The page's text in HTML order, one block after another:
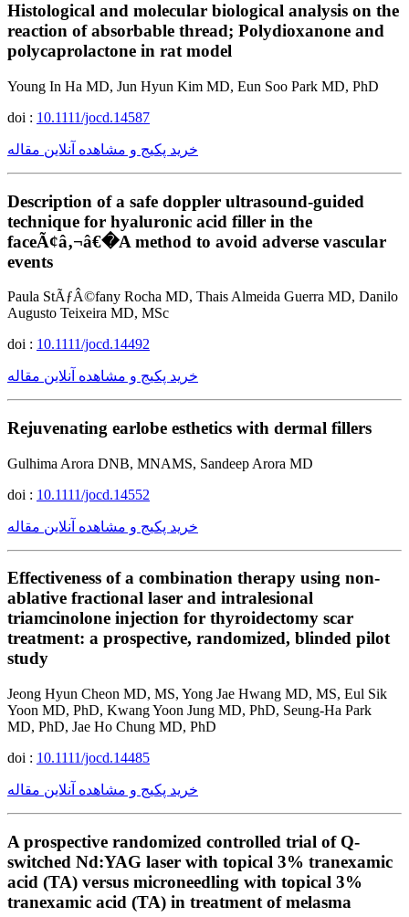
Histological and molecular biological analysis on the
reaction of absorbable thread; Polydioxanone and
polycaprolactone in rat model
Young In Ha MD, Jun Hyun Kim MD, Eun Soo Park MD, PhD
doi : 10.1111/jocd.14587
خرید پکیج و مشاهده آنلاین مقاله
Description of a safe doppler ultrasound-guided
technique for hyaluronic acid filler in the
faceÃ¢â‚¬â€�A method to avoid adverse vascular
events
Paula StÃƒÂ©fany Rocha MD, Thais Almeida Guerra MD, Danilo
Augusto Teixeira MD, MSc
doi : 10.1111/jocd.14492
خرید پکیج و مشاهده آنلاین مقاله
Rejuvenating earlobe esthetics with dermal fillers
Gulhima Arora DNB, MNAMS, Sandeep Arora MD
doi : 10.1111/jocd.14552
خرید پکیج و مشاهده آنلاین مقاله
Effectiveness of a combination therapy using non-
ablative fractional laser and intralesional
triamcinolone injection for thyroidectomy scar
treatment: a prospective, randomized, blinded pilot
study
Jeong Hyun Cheon MD, MS, Yong Jae Hwang MD, MS, Eul Sik
Yoon MD, PhD, Kwang Yoon Jung MD, PhD, Seung-Ha Park
MD, PhD, Jae Ho Chung MD, PhD
doi : 10.1111/jocd.14485
خرید پکیج و مشاهده آنلاین مقاله
A prospective randomized controlled trial of Q-
switched Nd:YAG laser with topical 3% tranexamic
acid (TA) versus microneedling with topical 3%
tranexamic acid (TA) in treatment of melasma